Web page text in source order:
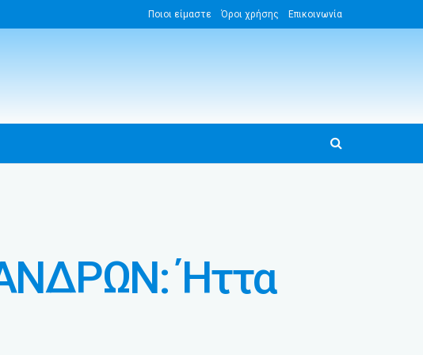
Ποιοι είμαστε Όροι χρήσης Επικοινωνία
Ήττα